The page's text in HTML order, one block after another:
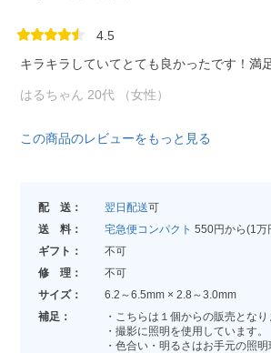
4.5
キラキラしていてとても良かったです！満
はるちゃん 20代 （女性）
この商品のレビューをもっと見る
配 送： 翌日配送可
送 料：
宅急便コンパクト 550円から(1万
ギフト：
不可
修 理：
不可
サイズ：
6.2～6.5mm × 2.8～3.0mm
補足：
・こちらは１個からの販売となり
・撮影に照明を使用しています。
・色合い・明るさはお手元の照